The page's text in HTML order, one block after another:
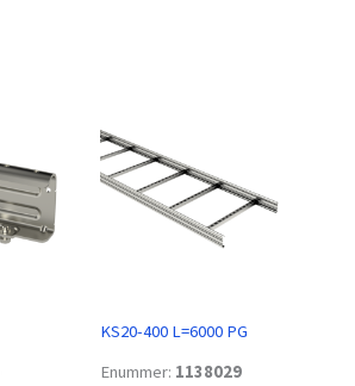
KS20-400 L=6000 PG
Enummer: 1138029